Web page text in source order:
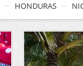
HONDURAS